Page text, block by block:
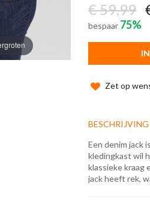
€ 59,99
bespaar 75%
Zet op
BESCHRIJVING
Een denim jack
kledingkast wil
klassieke kraag
jack heeft rek,